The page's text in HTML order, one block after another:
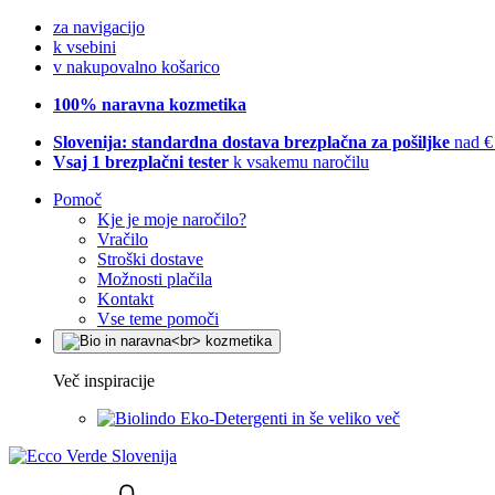
za navigacijo
k vsebini
v nakupovalno košarico
100% naravna kozmetika
Slovenija: standardna dostava brezplačna za pošiljke nad
Vsaj 1 brezplačni tester k vsakemu naročilu
Pomoč
Kje je moje naročilo?
Vračilo
Stroški dostave
Možnosti plačila
Kontakt
Vse teme pomoči
Več inspiracije
Eko-Detergenti in še veliko več